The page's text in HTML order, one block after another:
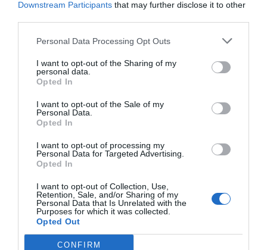
Downstream Participants that may further disclose it to other
Personal Data Processing Opt Outs
I want to opt-out of the Sharing of my
personal data.
Opted In
I want to opt-out of the Sale of my
Personal Data.
Opted In
I want to opt-out of processing my
Personal Data for Targeted Advertising.
Opted In
I want to opt-out of Collection, Use,
Retention, Sale, and/or Sharing of my
Personal Data that Is Unrelated with the
Purposes for which it was collected.
Opted Out
CONFIRM
Nokia, Ericsson... Huawei: lo que importan
son las patentes
Isabel Pantoja pierde dos pleitos
con Hacienda por 700.000
euros... suma y sigue
Eulogio López
El IBEX 35 cerró la sesión del
miércoles en los 20.057 puntos,
un nuevo récord
Eulogio López